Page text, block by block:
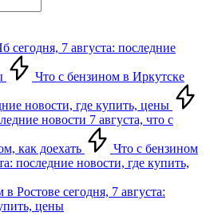
сегодня, 7 августа: последние
Что с бензином в Иркутске
новости, где купить, цены
новости 7 августа, что с
как доехать
Что с бензином
последние новости, где купить,
Ростове сегодня, 7 августа:
цены